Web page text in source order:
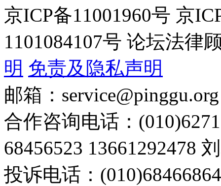
京ICP备11001960号 京
1101084107号 论坛法律
明 免责及隐私声明
邮箱：service@pinggu.org
合作咨询电话：
68456523 13661292478
投诉电话：